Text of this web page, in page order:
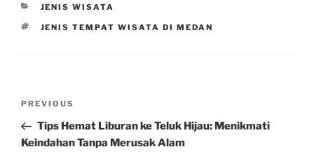
CATEGORIES
JENIS WISATA
TAGS
JENIS TEMPAT WISATA DI MEDAN
Previous
Post
PREVIOUS
Tips Hemat Liburan ke Teluk Hijau: Menikmati
Keindahan Tanpa Merusak Alam